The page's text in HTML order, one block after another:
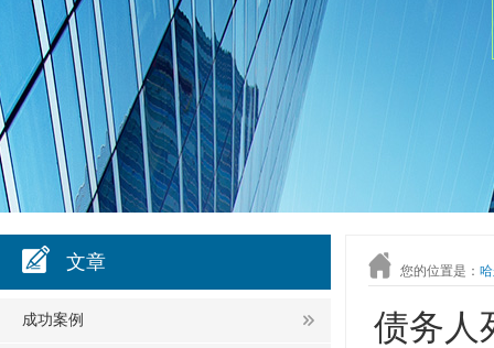
文章
成功案例
您的位置是：
债务人